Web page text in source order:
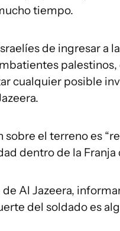
tiempo.
de ingresar a
cualquier posible
el terreno es
dentro de la Franja
Al Jazeera,
del soldado es